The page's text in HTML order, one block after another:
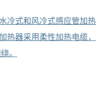
冷式和风冷式感应管加热
热器采用柔性加热电缆，
。